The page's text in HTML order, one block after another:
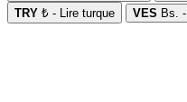
TRY ₺ - Lire turque VES Bs.